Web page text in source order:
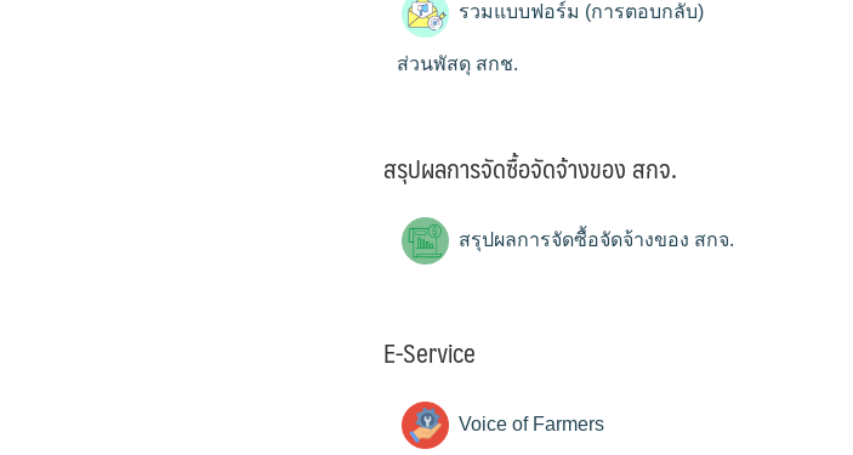
รวมแบบฟอร์ม (การตอบกลับ)
ส่วนพัสดุ สกช.
สรุปผลการจัดซื้อจัดจ้างของ สกจ.
สรุปผลการจัดซื้อจัดจ้างของ สกจ.
E-Service
Voice of Farmers